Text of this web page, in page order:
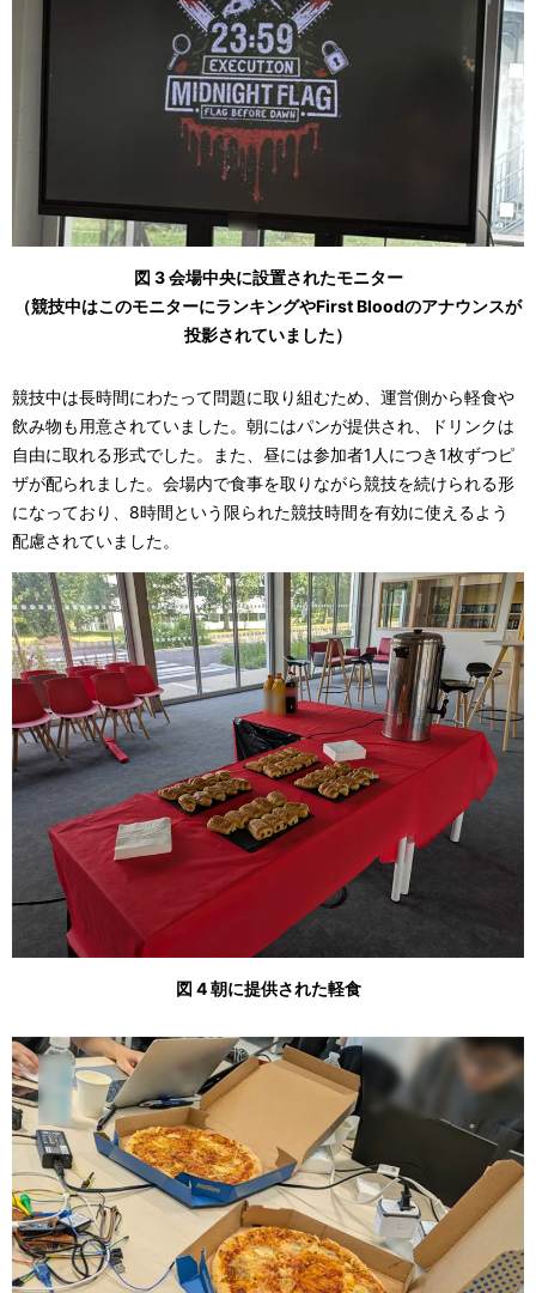
図 3 会場中央に設置されたモニター
（競技中はこのモニターにランキングやFirst Bloodのアナウンスが
投影されていました）
競技中は長時間にわたって問題に取り組むため、運営側から軽食や
飲み物も用意されていました。朝にはパンが提供され、ドリンクは
自由に取れる形式でした。また、昼には参加者1人につき1枚ずつピ
ザが配られました。会場内で食事を取りながら競技を続けられる形
になっており、8時間という限られた競技時間を有効に使えるよう
配慮されていました。
図 4 朝に提供された軽食